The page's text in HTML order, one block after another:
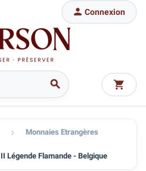

 Connexion

 Monnaies Etrangères
Légende Flamande - Belgique